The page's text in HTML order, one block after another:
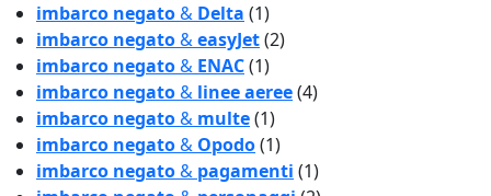
imbarco negato& Delta (1)
imbarco negato&easyJet(2)
imbarco negato& ENAC(1)
imbarco negato& linee aeree(4)
imbarco negato& multe(1)
imbarco negato& Opodo(1)
imbarco negato& pagamenti (1)